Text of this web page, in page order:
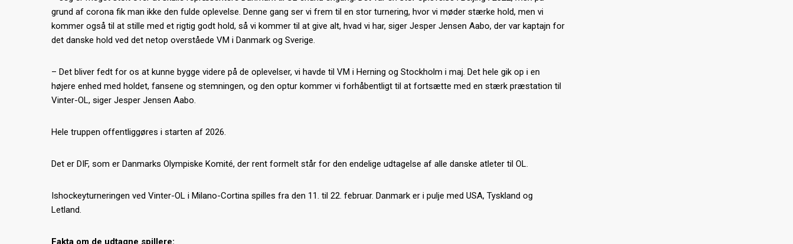
grund af corona fik man ikke den fulde oplevelse. Denne gang ser vi frem til en stor turnering, hvor vi møder stærke hold, men vi
kommer også til at stille med et rigtig godt hold, så vi kommer til at give alt, hvad vi har, siger Jesper Jensen Aabo, der var kaptajn for
det danske hold ved det netop overståede VM i Danmark og Sverige.
– Det bliver fedt for os at kunne bygge videre på de oplevelser, vi havde til VM i Herning og Stockholm i maj. Det hele gik op i en
højere enhed med holdet, fansene og stemningen, og den optur kommer vi forhåbentligt til at fortsætte med en stærk præstation til
Vinter-OL, siger Jesper Jensen Aabo.
Hele truppen offentliggøres i starten af 2026.
Det er DIF, som er Danmarks Olympiske Komité, der rent formelt står for den endelige udtagelse af alle danske atleter til OL.
Ishockeyturneringen ved Vinter-OL i Milano-Cortina spilles fra den 11. til 22. februar. Danmark er i pulje med USA, Tyskland og
Letland.
Fakta om de udtagne spillere: